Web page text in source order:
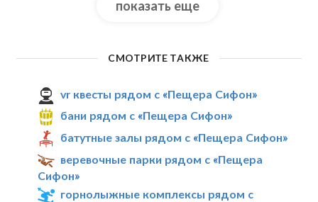
показать еще
СМОТРИТЕ ТАКЖЕ
vr квесты рядом с «Пещера Сифон»
бани рядом с «Пещера Сифон»
батутные залы рядом с «Пещера Сифон»
веревочные парки рядом с «Пещера
Сифон»
горнолыжные комплексы рядом с